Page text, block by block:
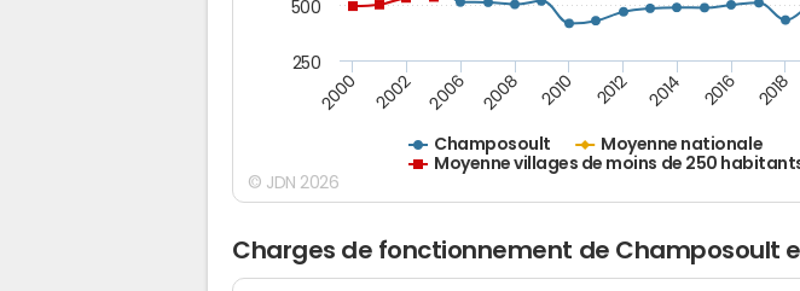
Champosoult
Moyenne nationale
Moyenne villages de moins de 250
2000 2002 2006 2008 2010 2012 2014 2016 2018
250
500
© JDN 2026
Charges de fonctionnement de Champosoult